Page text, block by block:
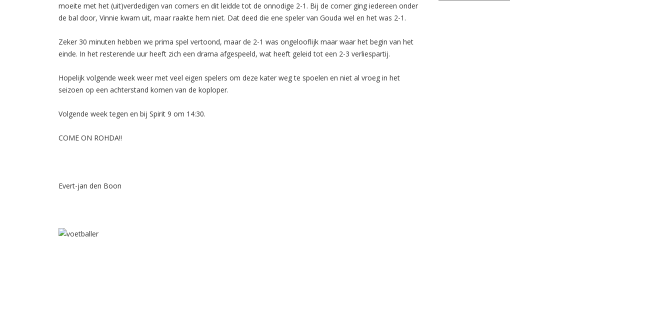
moeite met het (uit)verdedigen van corners en dit leidde tot de onnodige 2-1. Bij de corner ging iedereen onder
de bal door, Vinnie kwam uit, maar raakte hem niet. Dat deed die ene speler van Gouda wel en het was 2-1.
Zeker 30 minuten hebben we prima spel vertoond, maar de 2-1 was ongelooflijk maar waar het begin van het
einde. In het resterende uur heeft zich een drama afgespeeld, wat heeft geleid tot een 2-3 verliespartij.
Hopelijk volgende week weer met veel eigen spelers om deze kater weg te spoelen en niet al vroeg in het
seizoen op een achterstand komen van de koploper.
Volgende week tegen en bij Spirit 9 om 14:30.
COME ON ROHDA!!
Evert-jan den Boon